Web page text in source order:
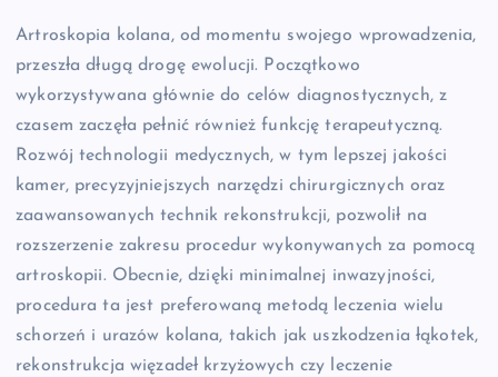
Artroskopia kolana, od momentu swojego wprowadzenia,
przeszła długą drogę ewolucji. Początkowo
wykorzystywana głównie do celów diagnostycznych, z
czasem zaczęła pełnić również funkcję terapeutyczną.
Rozwój technologii medycznych, w tym lepszej jakości
kamer, precyzyjniejszych narzędzi chirurgicznych oraz
zaawansowanych technik rekonstrukcji, pozwolił na
rozszerzenie zakresu procedur wykonywanych za pomocą
artroskopii. Obecnie, dzięki minimalnej inwazyjności,
procedura ta jest preferowaną metodą leczenia wielu
schorzeń i urazów kolana, takich jak uszkodzenia łąkotek,
rekonstrukcja więzadeł krzyżowych czy leczenie